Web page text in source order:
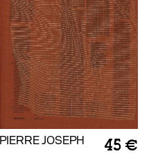
PIERRE JOSEPH 45 €